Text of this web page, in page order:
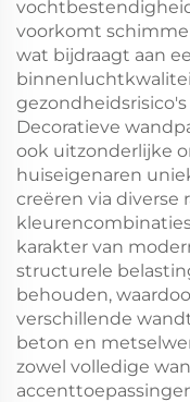
voorkomt
wat bijdraagt aan
Decoratieve
ook uitzonderlijke
huiseigenaren
creëren via diverse
karakter van
structurele
behouden,
verschillende
beton en
zowel volledige